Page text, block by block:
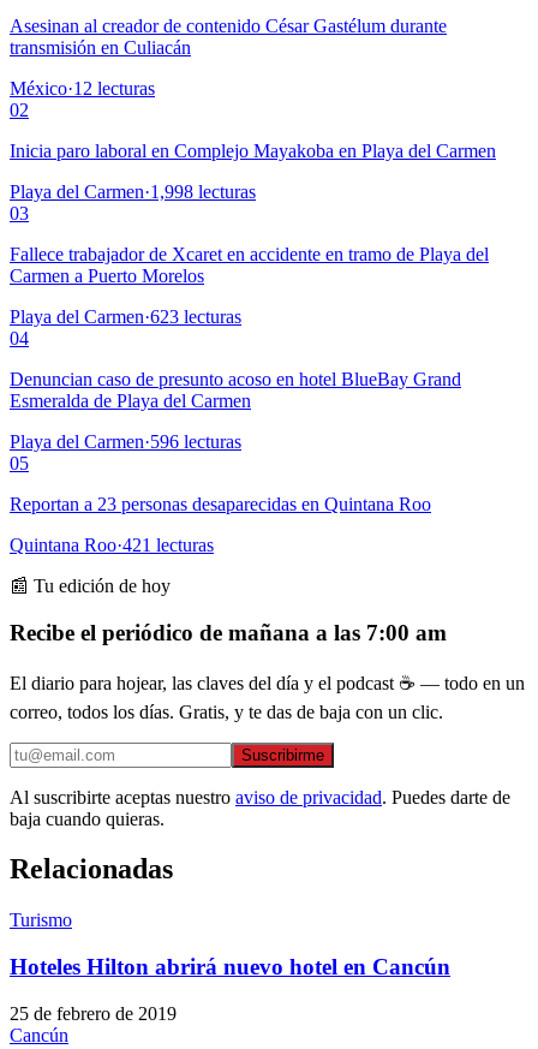
Asesinan al creador de contenido César Gastélum durante
transmisión en Culiacán
México·12 lecturas
02
Inicia paro laboral en Complejo Mayakoba en Playa del Carmen
Playa del Carmen·1,998 lecturas
03
Fallece trabajador de Xcaret en accidente en tramo de Playa del
Carmen a Puerto Morelos
Playa del Carmen·623 lecturas
04
Denuncian caso de presunto acoso en hotel BlueBay Grand
Esmeralda de Playa del Carmen
Playa del Carmen·596 lecturas
05
Reportan a 23 personas desaparecidas en Quintana Roo
Quintana Roo·421 lecturas
📰 Tu edición de hoy
Recibe el periódico de mañana a las 7:00 am
El diario para hojear, las claves del día y el podcast ☕ — todo en un
correo, todos los días. Gratis, y te das de baja con un clic.
Suscribirme
Al suscribirte aceptas nuestro aviso de privacidad. Puedes darte de
baja cuando quieras.
Relacionadas
Turismo
Hoteles Hilton abrirá nuevo hotel en Cancún
25 de febrero de 2019
Cancún